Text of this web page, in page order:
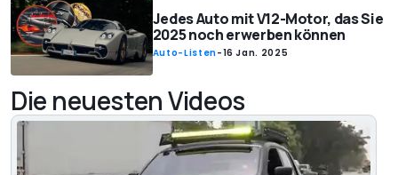
Jedes Auto mit V12-Motor, das Sie
2025 noch erwerben können
Auto-Listen-16 Jan. 2025
Die neuesten Videos